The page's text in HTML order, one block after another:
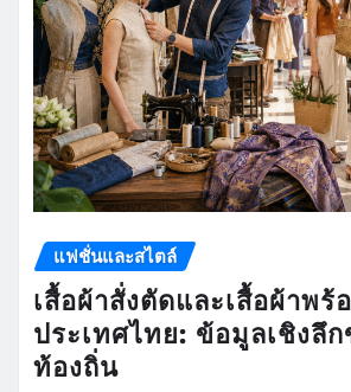
แฟชั่นและสไตล์
เสื้อผ้าสั่งตัดและเสื้อผ้าพร้
ประเทศไทย: ข้อมูลเชิงลึ
ท้องถิ่น